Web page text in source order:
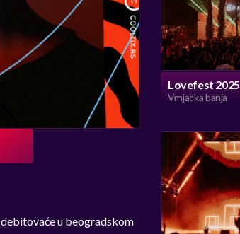
, debitovaće u beogradskom
Lovefest 2025
Vrnjacka banja